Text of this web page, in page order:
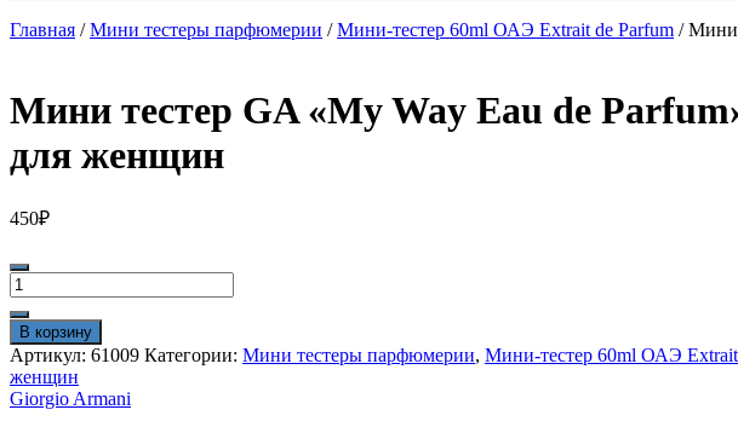
Главная /Мини тестеры парфюмерии /Мини-тестер 60ml ОАЭ Extrait de Parfum / Мини
Мини тестер GA «My Way Eau de
для женщин
450₽
Количество
товара
Мини
тестер
GA
"My
Way
В корзину
Артикул: 61009 Категории: Мини тестеры парфюмерии, Мини-тестер 60ml ОАЭ Extrait
женщин
Giorgio Armani